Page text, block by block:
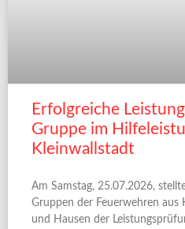
Erfolgreiche
Gruppe im
Kleinwallstadt
Am Samstag, 25.07.2026,
Gruppen der Feuerwehren
und Hausen der